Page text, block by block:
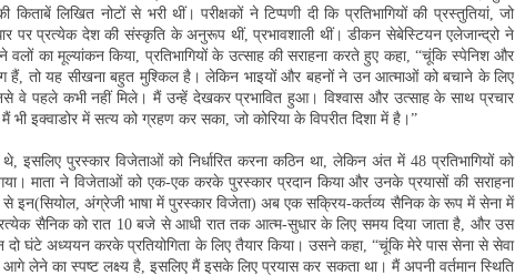
लिखित नोटों से भरी थीं। परीक्षकों ने टिप्पणी दी कि प्रतिभागियों की प्रस्तुतियां, जो
पर प्रत्येक देश की संस्कृति के अनुरूप थीं, प्रभावशाली थीं। डीकन सेबेस्टियन एलेजान्द्रो ने
का मूल्यांकन किया, प्रतिभागियों के उत्साह की सराहना करते हुए कहा, “चूंकि स्पेनिश और
हैं, तो यह सीखना बहुत मुश्किल है। लेकिन भाइयों और बहनों ने उन आत्माओं को बचाने के लिए
वे पहले कभी नहीं मिले। मैं उन्हें देखकर प्रभावित हुआ। विश्वास और उत्साह के साथ प्रचार
इक्वाडोर में सत्य को ग्रहण कर सका, जो कोरिया के विपरीत दिशा में है।”
थे, इसलिए पुरस्कार विजेताओं को निर्धारित करना कठिन था, लेकिन अंत में 48 प्रतिभागियों को
माता ने विजेताओं को एक-एक करके पुरस्कार प्रदान किया और उनके प्रयासों की सराहना
इन(सियोल, अंग्रेजी भाषा में पुरस्कार विजेता) अब एक सक्रिय-कर्तव्य सैनिक के रूप में सेना में
प्रत्येक सैनिक को रात 10 बजे से आधी रात तक आत्म-सुधार के लिए समय दिया जाता है, और उस
दो घंटे अध्ययन करके प्रतियोगिता के लिए तैयार किया। उसने कहा, “चूंकि मेरे पास सेना से सेवा
आगे लेने का स्पष्ट लक्ष्य है, इसलिए मैं इसके लिए प्रयास कर सकता था। मैं अपनी वर्तमान स्थिति